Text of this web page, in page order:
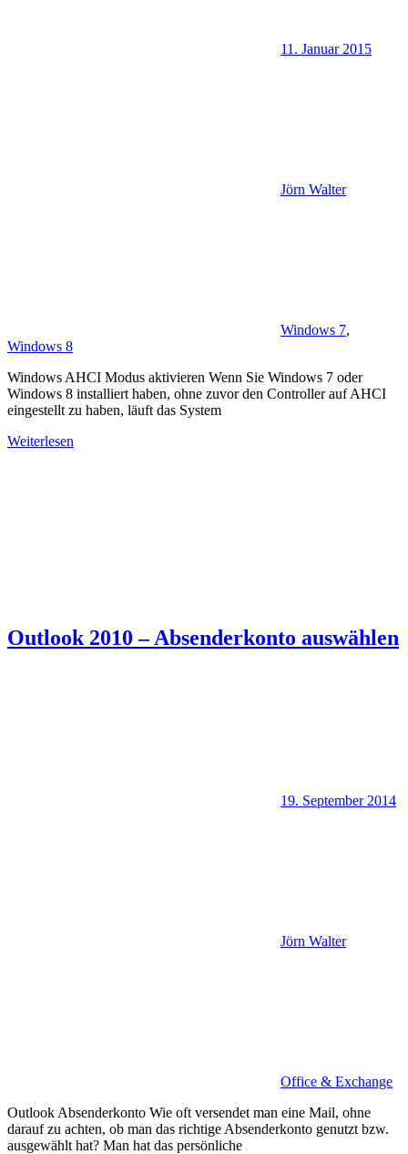
11. Januar 2015
Jörn Walter
Windows 7,
Windows 8
Windows AHCI Modus aktivieren Wenn Sie Windows 7 oder
Windows 8 installiert haben, ohne zuvor den Controller auf AHCI
eingestellt zu haben, läuft das System
Weiterlesen
Outlook 2010 – Absenderkonto auswählen
19. September 2014
Jörn Walter
Office & Exchange
Outlook Absenderkonto Wie oft versendet man eine Mail, ohne
darauf zu achten, ob man das richtige Absenderkonto genutzt bzw.
ausgewählt hat? Man hat das persönliche